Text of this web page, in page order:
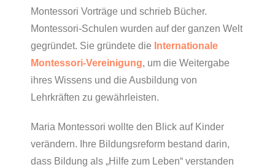
Montessori Vorträge und schrieb Bücher.
Montessori-Schulen wurden auf der ganzen Welt
gegründet. Sie gründete die Internationale
Montessori-Vereinigung, um die Weitergabe
ihres Wissens und die Ausbildung von
Lehrkräften zu gewährleisten.
Maria Montessori wollte den Blick auf Kinder
verändern. Ihre Bildungsreform bestand darin,
dass Bildung als „Hilfe zum Leben“ verstanden